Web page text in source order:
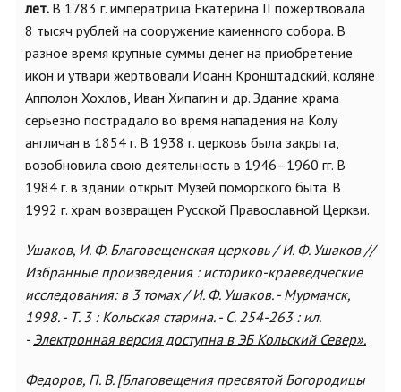
лет. В 1783 г. императрица Екатерина II пожертвовала
8 тысяч рублей на сооружение каменного собора. В
разное время крупные суммы денег на приобретение
икон и утвари жертвовали Иоанн Кронштадский, коляне
Апполон Хохлов, Иван Хипагин и др. Здание храма
серьезно пострадало во время нападения на Колу
англичан в 1854 г. В 1938 г. церковь была закрыта,
возобновила свою деятельность в 1946–1960 гг. В
1984 г. в здании открыт Музей поморского быта. В
1992 г. храм возвращен Русской Православной Церкви.
Ушаков, И. Ф. Благовещенская церковь / И. Ф. Ушаков //
Избранные произведения : историко-краеведческие
исследования: в 3 томах / И. Ф. Ушаков. - Мурманск,
1998. - Т. 3 : Кольская старина. - С. 254-263 : ил.
- Электронная версия доступна в ЭБ Кольский Север».
Федоров, П. В. [Благовещения пресвятой Богородицы